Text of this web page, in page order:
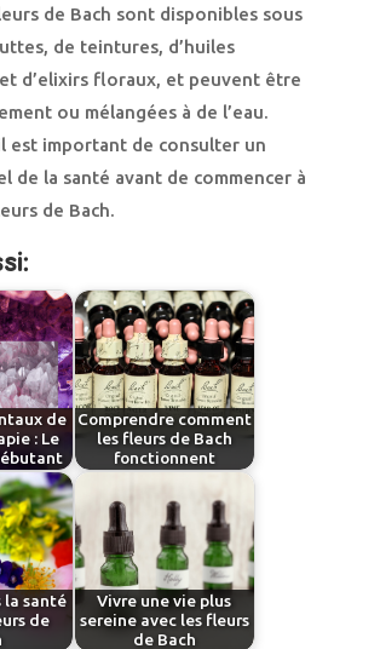
de Bach sont disponibles sous
de teintures, d’huiles
d’elixirs floraux, et peuvent être
ou mélangées à de l’eau.
est important de consulter un
de la santé avant de commencer à
de Bach.
de
: Le
Comprendre comment
les fleurs de Bach
fonctionnent
la santé
de
Vivre une vie plus
sereine avec les fleurs
de Bach